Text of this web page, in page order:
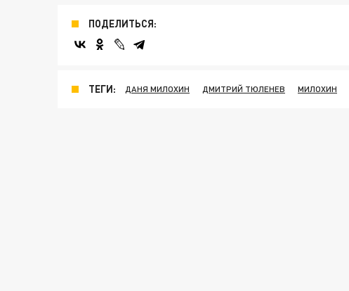
ПОДЕЛИТЬСЯ:
ТЕГИ: ДАНЯ МИЛОХИН ДМИТРИЙ ТЮЛЕНЕВ МИЛОХИН